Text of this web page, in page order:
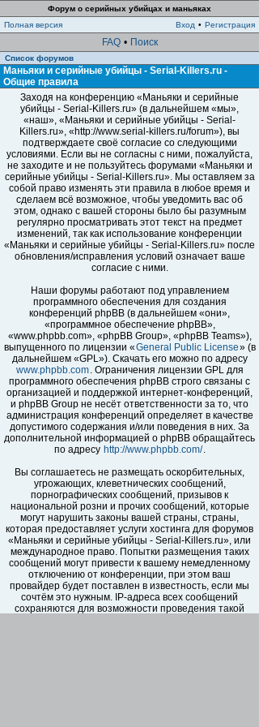
Форум о серийных убийцах и маньяках
Полная версия
Вход • Регистрация
FAQ • Поиск
Список форумов
Маньяки и серийные убийцы - Serial-Killers.ru -
Общие правила
Заходя на конференцию «Маньяки и серийные
убийцы - Serial-Killers.ru» (в дальнейшем «мы»,
«наш», «Маньяки и серийные убийцы - Serial-
Killers.ru», «http://www.serial-killers.ru/forum»), вы
подтверждаете своё согласие со следующими
условиями. Если вы не согласны с ними, пожалуйста,
не заходите и не пользуйтесь форумами «Маньяки и
серийные убийцы - Serial-Killers.ru». Мы оставляем за
собой право изменять эти правила в любое время и
сделаем всё возможное, чтобы уведомить вас об
этом, однако с вашей стороны было бы разумным
регулярно просматривать этот текст на предмет
изменений, так как использование конференции
«Маньяки и серийные убийцы - Serial-Killers.ru» после
обновления/исправления условий означает ваше
согласие с ними.
Наши форумы работают под управлением
программного обеспечения для создания
конференций phpBB (в дальнейшем «они»,
«программное обеспечение phpBB»,
«www.phpbb.com», «phpBB Group», «phpBB Teams»),
выпущенного по лицензии «General Public License» (в
дальнейшем «GPL»). Скачать его можно по адресу
www.phpbb.com. Ограничения лицензии GPL для
программного обеспечения phpBB строго связаны с
организацией и поддержкой интернет-конференций,
и phpBB Group не несёт ответственности за то, что
администрация конференций определяет в качестве
допустимого содержания и/или поведения в них. За
дополнительной информацией о phpBB обращайтесь
по адресу http://www.phpbb.com/.
Вы соглашаетесь не размещать оскорбительных,
угрожающих, клеветнических сообщений,
порнографических сообщений, призывов к
национальной розни и прочих сообщений, которые
могут нарушить законы вашей страны, страны,
которая предоставляет услуги хостинга для форумов
«Маньяки и серийные убийцы - Serial-Killers.ru», или
международное право. Попытки размещения таких
сообщений могут привести к вашему немедленному
отключению от конференции, при этом ваш
провайдер будет поставлен в известность, если мы
сочтём это нужным. IP-адреса всех сообщений
сохраняются для возможности проведения такой